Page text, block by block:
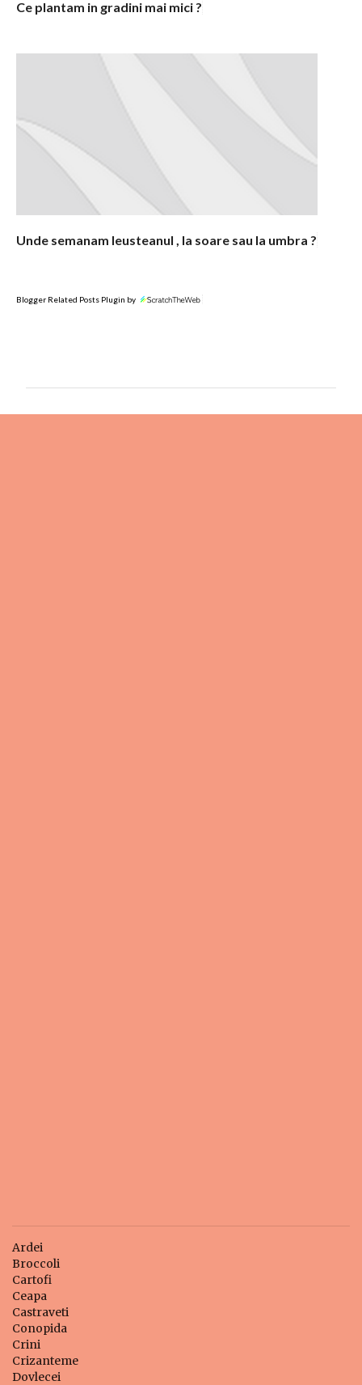
Ce plantam in gradini mai mici ?
Unde semanam leusteanul , la soare sau la umbra ?
Blogger Related Posts Plugin by
Ardei
Broccoli
Cartofi
Ceapa
Castraveti
Conopida
Crini
Crizanteme
Dovlecei